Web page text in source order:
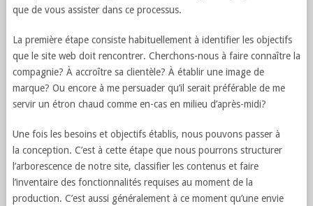
que de vous assister dans ce processus.
La première étape consiste habituellement à identifier les objectifs
que le site web doit rencontrer. Cherchons-nous à faire connaître la
compagnie? À accroître sa clientèle? À établir une image de
marque? Ou encore à me persuader qu’il serait préférable de me
servir un étron chaud comme en-cas en milieu d’après-midi?
Une fois les besoins et objectifs établis, nous pouvons passer à
la conception. C’est à cette étape que nous pourrons structurer
l’arborescence de notre site, classifier les contenus et faire
l’inventaire des fonctionnalités requises au moment de la
production. C’est aussi généralement à ce moment qu’une envie